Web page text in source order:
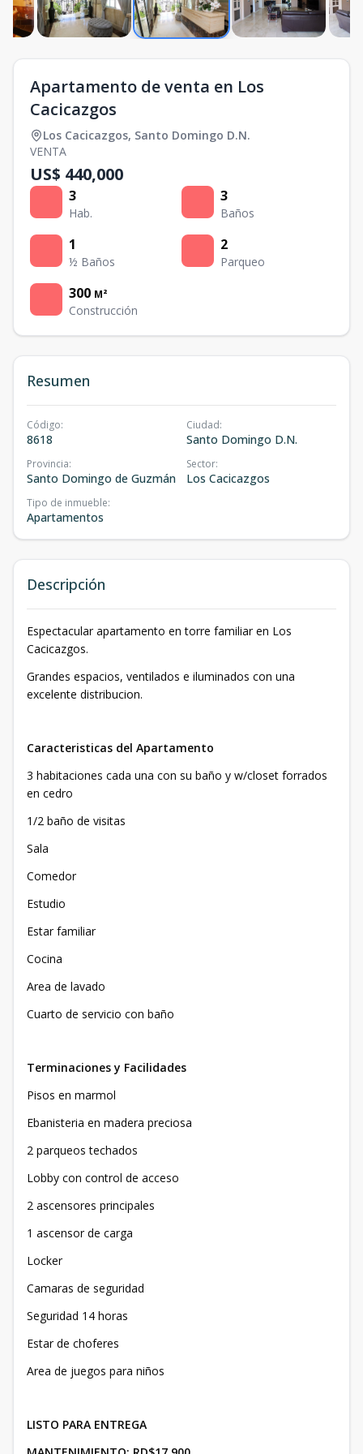
Apartamento de venta en Los
Cacicazgos
Los Cacicazgos, Santo Domingo D.N.
VENTA
US$ 440,000
3
Hab.
3
Baños
1
½ Baños
2
Parqueo
300 M²
Construcción
Resumen
Código:
8618
Ciudad:
Santo Domingo D.N.
Provincia:
Santo Domingo de Guzmán
Sector:
Los Cacicazgos
Tipo de inmueble:
Apartamentos
Descripción
Espectacular apartamento en torre familiar en Los
Cacicazgos.
Grandes espacios, ventilados e iluminados con una
excelente distribucion.
Caracteristicas del Apartamento
3 habitaciones cada una con su baño y w/closet forrados
en cedro
1/2 baño de visitas
Sala
Comedor
Estudio
Estar familiar
Cocina
Area de lavado
Cuarto de servicio con baño
Terminaciones y Facilidades
Pisos en marmol
Ebanisteria en madera preciosa
2 parqueos techados
Lobby con control de acceso
2 ascensores principales
1 ascensor de carga
Locker
Camaras de seguridad
Seguridad 14 horas
Estar de choferes
Area de juegos para niños
LISTO PARA ENTREGA